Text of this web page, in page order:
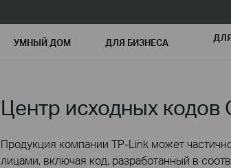
УМНЫЙ ДОМ ДЛЯ БИЗНЕСА
Центр исходных кодов
Продукция компании TP-Link может
лицами, включая код, разработанный в